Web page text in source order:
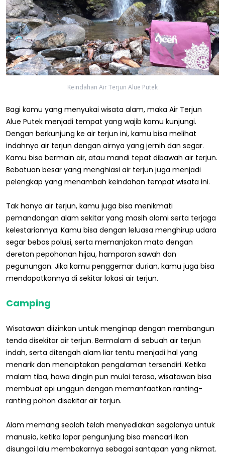
Keindahan Air Terjun Alue Putek
Bagi kamu yang menyukai wisata alam, maka Air Terjun
Alue Putek menjadi tempat yang wajib kamu kunjungi.
Dengan berkunjung ke air terjun ini, kamu bisa melihat
indahnya air terjun dengan airnya yang jernih dan segar.
Kamu bisa bermain air, atau mandi tepat dibawah air terjun.
Bebatuan besar yang menghiasi air terjun juga menjadi
pelengkap yang menambah keindahan tempat wisata ini.
Tak hanya air terjun, kamu juga bisa menikmati
pemandangan alam sekitar yang masih alami serta terjaga
kelestariannya. Kamu bisa dengan leluasa menghirup udara
segar bebas polusi, serta memanjakan mata dengan
deretan pepohonan hijau, hamparan sawah dan
pegunungan. Jika kamu penggemar durian, kamu juga bisa
mendapatkannya di sekitar lokasi air terjun.
Camping
Wisatawan diizinkan untuk menginap dengan membangun
tenda disekitar air terjun. Bermalam di sebuah air terjun
indah, serta ditengah alam liar tentu menjadi hal yang
menarik dan menciptakan pengalaman tersendiri. Ketika
malam tiba, hawa dingin pun mulai terasa, wisatawan bisa
membuat api unggun dengan memanfaatkan ranting-
ranting pohon disekitar air terjun.
Alam memang seolah telah menyediakan segalanya untuk
manusia, ketika lapar pengunjung bisa mencari ikan
disungai lalu membakarnya sebagai santapan yang nikmat.